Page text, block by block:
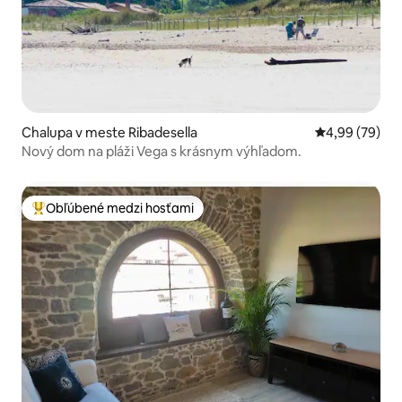
Chalupa v meste Ribadesella Priemerné
4,99 (79)
Nový dom na pláži Vega s krásnym výhľadom.
Najobľúbenejšie medzi hosťami
Obľúbené medzi hosťami